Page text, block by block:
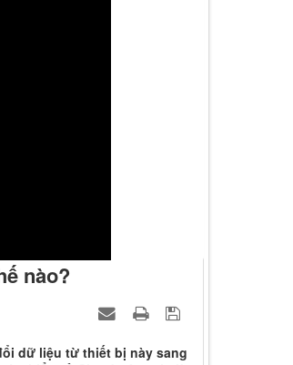
nào?
dữ liệu từ thiết bị này sang